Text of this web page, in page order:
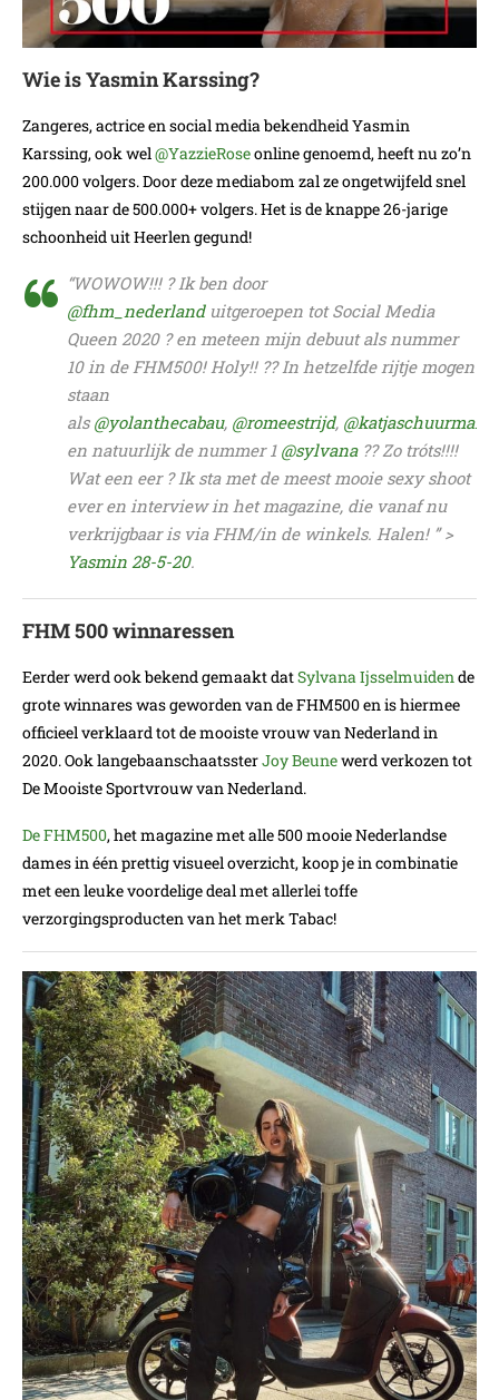
Wie is Yasmin Karssing?
Zangeres, actrice en social media bekendheid Yasmin
Karssing, ook wel@YazzieRoseonline genoemd, heeft nu zo’n
200.000 volgers. Door deze mediabom zal ze ongetwijfeld snel
stijgen naar de 500.000+ volgers. Het is de knappe 26-jarige
schoonheid uit Heerlen gegund!
“WOWOW!!! ? Ik ben door
@fhm_nederlanduitgeroepen tot Social Media
Queen 2020 ? en meteen mijn debuut als nummer
10 in de FHM500! Holy!! ?? In hetzelfde rijtje mogen
staan
als @yolanthecabau, @romeestrijd, @katjaschuurman
en natuurlijk de nummer 1 @sylvana?? Zo tróts!!!!
Wat een eer ? Ik sta met de meest mooie sexy shoot
ever en interview in het magazine, die vanaf nu
verkrijgbaar is via FHM/in de winkels. Halen! ” >
Yasmin 28-5-20.
FHM 500 winnaressen
Eerder werd ook bekend gemaakt datSylvana Ijsselmuidende
grote winnares was geworden van de FHM500 en is hiermee
officieel verklaard tot de mooiste vrouw van Nederland in
2020. Ook langebaanschaatssterJoy Beunewerd verkozen tot
De Mooiste Sportvrouw van Nederland.
De FHM500, het magazine met alle 500 mooie Nederlandse
dames in één prettig visueel overzicht, koop je in combinatie
met een leuke voordelige deal met allerlei toffe
verzorgingsproducten van het merk Tabac!